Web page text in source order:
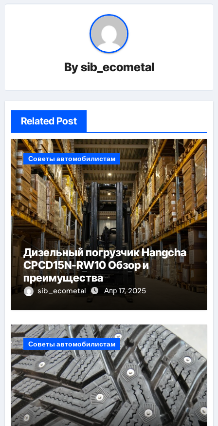
Bysib_ecometal
Related Post
Советы автомобилистам
Дизельный погрузчик Hangcha
CPCD15N-RW10 Обзор и
преимущества
sib_ecometal Апр 17, 2025
Советы автомобилистам